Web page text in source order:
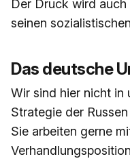
Der Druck wird
seinen
Das deutsche
Wir sind hier nicht in
Strategie der
Sie arbeiten gerne